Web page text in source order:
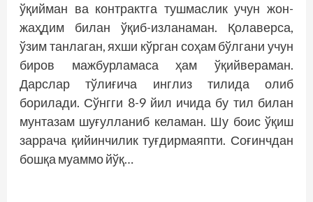
ўқийман ва контрактга тушмаслик учун жон-
жаҳдим билан ўқиб-изланаман. Қолаверса,
ўзим танлаган, яхши кўрган соҳам бўлгани учун
биров мажбурламаса ҳам ўқийвераман.
Дарслар тўлиғича инглиз тилида олиб
борилади. Сўнгги 8-9 йил ичида бу тил билан
мунтазам шуғулланиб келаман. Шу боис ўқиш
заррача қийинчилик туғдирмаяпти. Соғинчдан
бошқа муаммо йўқ…